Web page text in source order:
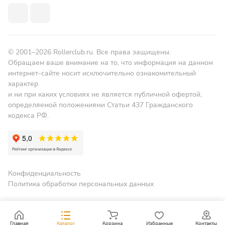
© 2001–2026 Rollerclub.ru. Все права защищены.
Обращаем ваше внимание на то, что информация на данном
интернет-сайте носит исключительно ознакомительный
характер
и ни при каких условиях не является публичной офертой,
определяемой положениями Статьи 437 Гражданского
кодекса РФ.
Конфиденциальность
Политика обработки персональных данных
Главная Каталог Корзина Избранные Контакты